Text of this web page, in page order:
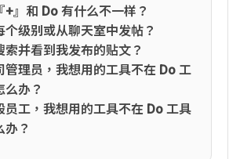
+』和 Do 有什么不一样？
个级别或从聊天室中发帖？
索并看到我发布的贴文？
管理员，我想用的工具不在 Do 工
么办？
员工，我想用的工具不在 Do 工具
办？